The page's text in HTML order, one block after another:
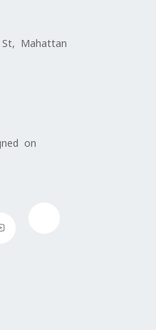
Mahattan
on